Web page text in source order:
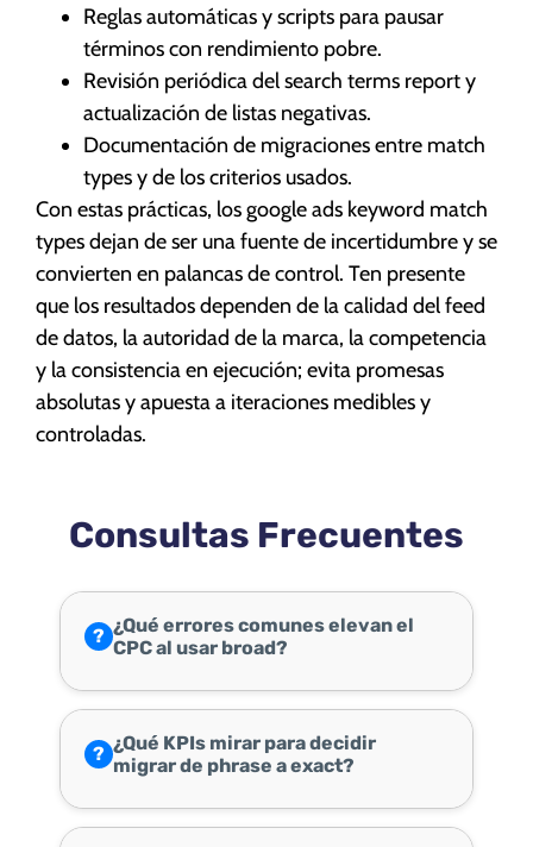
Reglas automáticas y scripts para pausar
términos con rendimiento pobre.
Revisión periódica del search terms report y
actualización de listas negativas.
Documentación de migraciones entre match
types y de los criterios usados.
Con estas prácticas, los google ads keyword match
types dejan de ser una fuente de incertidumbre y se
convierten en palancas de control. Ten presente
que los resultados dependen de la calidad del feed
de datos, la autoridad de la marca, la competencia
y la consistencia en ejecución; evita promesas
absolutas y apuesta a iteraciones medibles y
controladas.
Consultas Frecuentes
? ¿Qué errores comunes elevan el
CPC al usar broad?
? ¿Qué KPIs mirar para decidir
migrar de phrase a exact?